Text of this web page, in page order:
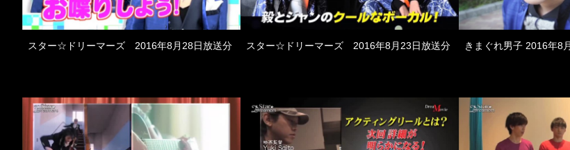
スター☆ドリーマーズ 2016年8月28日放送分 スター☆ドリーマーズ 2016年8月23日放送分 きまぐれ男子 2016年8